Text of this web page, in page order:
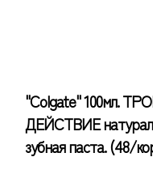
"Colgate" 100мл.
ДЕЙСТВИЕ
зубная паста. (48/